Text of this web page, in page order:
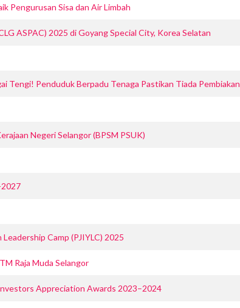
Pengurusan Sisa dan Air Limbah
ASPAC) 2025 di Goyang Special City, Korea Selatan
Tengi! Penduduk Berpadu Tenaga Pastikan Tiada Pembiakan
Negeri Selangor (BPSM PSUK)
2027
Camp (PJIYLC) 2025
Raja Muda Selangor
Appreciation Awards 2023–2024